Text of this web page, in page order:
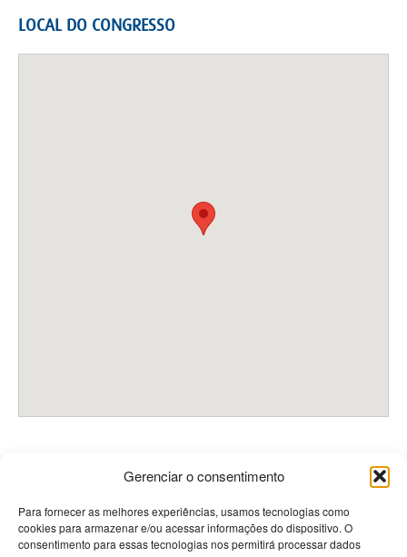
Gerenciar o consentimento
Para fornecer as melhores experiências, usamos tecnologias como
cookies para armazenar e/ou acessar informações do dispositivo. O
consentimento para essas tecnologias nos permitirá processar dados
LOCAL DO CONGRESSO
PRISMÉDICA - Reciclagem e Informação Médica Lda